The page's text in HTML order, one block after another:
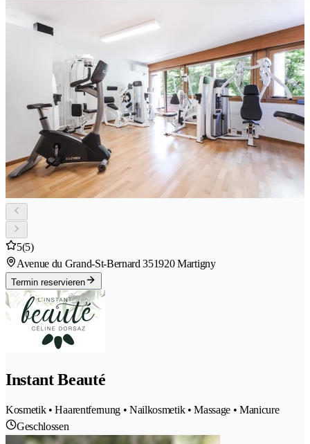
5(5)
Avenue du Grand-St-Bernard 351920 Martigny
Termin reservieren
Instant Beauté
Kosmetik • Haarentfernung • Nailkosmetik • Massage • Manicure
Geschlossen